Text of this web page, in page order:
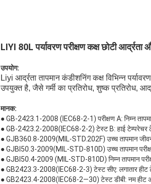
LIYI 80L पर्यावरण परीक्षण कक्ष छोटी
उपयोग:
Liyi आर्द्रता तापमान कंडीशनिंग कक्ष विभिन्न
उपयुक्त है, जैसे गर्मी का प्रतिरोध, शुष्क प्रतिरोध,
मानक:
● GB-2423.1-2008 (IEC68-2-1) परीक्षण A: निम्न
● GB-2423.2-2008(IEC68-2-2) टेस्ट B: हाई टेम्परेचर
● GJB360.8-2009(MIL-STD.202F) उच्च तापमान जीवन
● GJBl50.3-2009(MIL-STD-810D) उच्च तापमान
● GJBl50.4-2009 (MIL-STD-810D) निम्न तापमान
● GB2423.3-2008(IEC68-2-3) टेस्ट सीए: लगातार हीट
● GB2423.4-2008(IEC68-2—30) टेस्ट डीबी: नम हीट